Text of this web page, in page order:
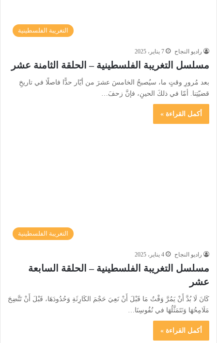
التغريبة الفلسطينية
راديو النجاح 7 يناير، 2025
مسلسل التغريبة الفلسطينية – الحلقة الثامنة عشر
بعد مُرورِ وقتٍ ما، سيُصبحُ الخامسَ عشرَ من أيّار حدًّا فاصلًا في تاريخِ
قضيّتِنا. أمّا في ذلكَ الحينِ، فإنَّ زحفَ…
أكمل القراءة »
التغريبة الفلسطينية
راديو النجاح 4 يناير، 2025
مسلسل التغريبة الفلسطينية – الحلقة السابعة
عشر
كَانَ لَا بُدَّ أَنْ يَمُرَّ وَقْتٌ مَا قَبْلَ أَنْ نَعِيَ حَجْمَ الكَارِثَةِ وَحُدُودَهَا، قَبْلَ أَنْ تَتَّضِحَ
مَلَامِحُهَا وَنَتَمَثَّلُهَا في نُفُوسِنَا…
أكمل القراءة »